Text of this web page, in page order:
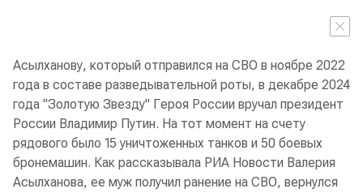
Асылханову, который отправился на СВО в ноябре 2022
года в составе разведывательной роты, в декабре 2024
года "Золотую Звезду" Героя России вручал президент
России Владимир Путин. На тот момент на счету
рядового было 15 уничтоженных танков и 50 боевых
бронемашин. Как рассказывала РИА Новости Валерия
Асылханова, ее муж получил ранение на СВО, вернулся